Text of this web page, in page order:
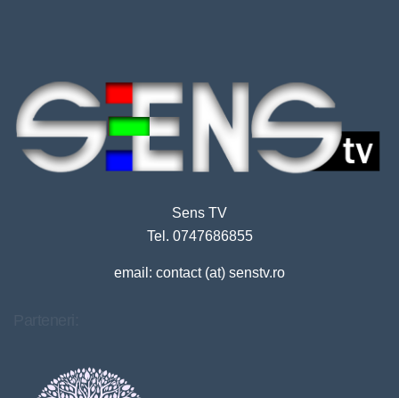
Sens TV
Tel. 0747686855
email: contact (at) senstv.ro